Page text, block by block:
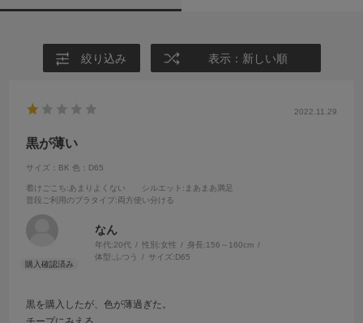
絞り込み 表示：新しい順
2022.11.29
黒が薄い
サイズ：BK 色：D65
着けごこち:あまりよくない シルエット :まあまあ満足
普段ご利用のブラタイプ :両方使い分ける
なん
年代:20代 性別:女性 身長:156～160cm
体型:ふつう サイズ:D65
黒を購入したが、色が薄過ぎた。